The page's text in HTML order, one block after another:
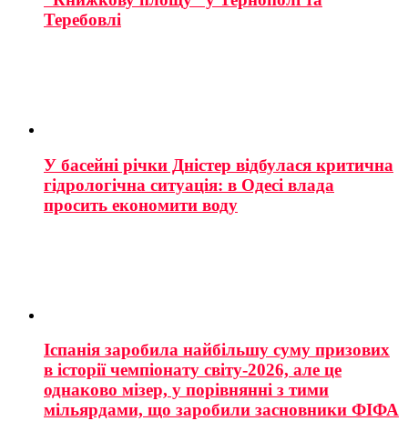
Теребовлі
У басейні річки Дністер відбулася критична
гідрологічна ситуація: в Одесі влада
просить економити воду
Іспанія заробила найбільшу суму призових
в історії чемпіонату світу-2026, але це
однаково мізер, у порівнянні з тими
мільярдами, що заробили засновники ФІФА